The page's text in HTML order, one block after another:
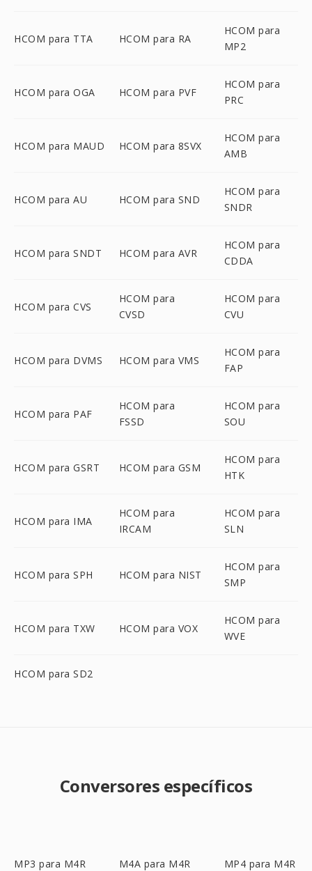
HCOM para TTA HCOM para RA
HCOM para
MP2
HCOM para OGA HCOM para PVF
HCOM para
PRC
HCOM para MAUD HCOM para 8SVX
HCOM para
AMB
HCOM para AU HCOM para SND
HCOM para
SNDR
HCOM para SNDT HCOM para AVR
HCOM para
CDDA
HCOM para CVS
HCOM para
CVSD
HCOM para
CVU
HCOM para DVMS HCOM para VMS
HCOM para
FAP
HCOM para PAF
HCOM para
FSSD
HCOM para
SOU
HCOM para GSRT HCOM para GSM
HCOM para
HTK
HCOM para IMA
HCOM para
IRCAM
HCOM para
SLN
HCOM para SPH HCOM para NIST
HCOM para
SMP
HCOM para TXW HCOM para VOX
HCOM para
WVE
HCOM para SD2
Conversores específicos
MP3 para M4R M4A para M4R MP4 para M4R